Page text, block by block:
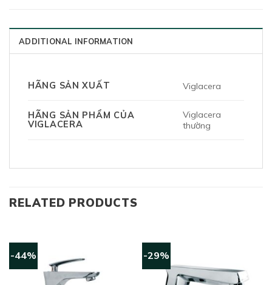
ADDITIONAL INFORMATION
HÃNG SẢN XUẤT Viglacera
HÃNG SẢN PHẨM CỦA
VIGLACERA
Viglacera
thường
RELATED PRODUCTS
-44% -29%